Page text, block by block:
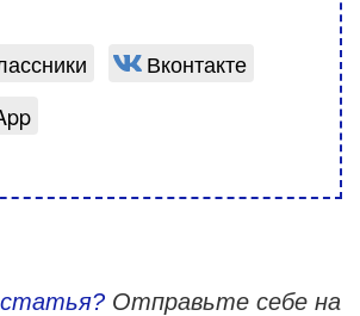
Вконтакте
статья?Отправьте себе на